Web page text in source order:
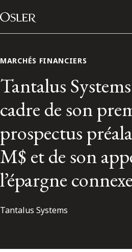
Passer au contenu
Main Navigation
Réseau des anciens d’Osler
Contactez-nous
MARCHÉS FINANCIERS
Tantalus
cadre de son
prospectus
M$ et de son
l’épargne connexe
Tantalus Systems